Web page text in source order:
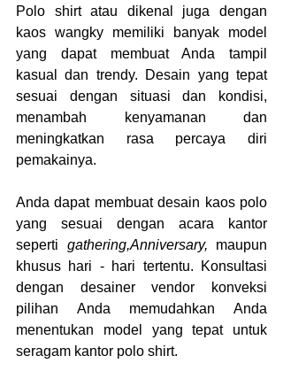
Polo shirt atau dikenal juga dengan
kaos wangky memiliki banyak model
yang dapat membuat Anda tampil
kasual dan trendy. Desain yang tepat
sesuai dengan situasi dan kondisi,
menambah kenyamanan dan
meningkatkan rasa percaya diri
pemakainya.
Anda dapat membuat desain kaos polo
yang sesuai dengan acara kantor
seperti gathering,Anniversary, maupun
khusus hari - hari tertentu. Konsultasi
dengan desainer vendor konveksi
pilihan Anda memudahkan Anda
menentukan model yang tepat untuk
seragam kantor polo shirt.